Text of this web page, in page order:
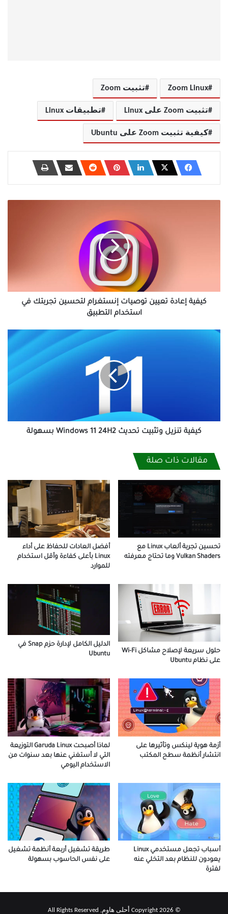
Zoom Linux تثبيت Zoom
تثبيت Zoom على Linux تطبيقات Linux
كيفية تثبيت Zoom على Ubuntu
استخدام
التطبيقكيفية إعادة تعيين توصيات إنستغرام لتحسين تجربتك في
استخدام التطبيق
كيفية
كيفية تنزيل وتثبيت تحديث Windows 11 24H2 بسهولة
مقالات ذات صلة
تحسين تجربة ألعاب Linux مع
Vulkan Shaders وما تحتاج معرفته
أفضل العادات للحفاظ على أداء
Linux بأعلى كفاءة وأقل استخدام
للموارد
حلول سريعة لإصلاح مشاكل Wi-Fi
على نظام Ubuntu
الدليل الكامل لإدارة حزم Snap في
Ubuntu
أزمة هوية لينكس وتأثيرها على
انتشار أنظمة سطح المكتب
لماذا أصبحت Garuda Linux التوزيعة
التي لا أستغني عنها بعد سنوات من
الاستخدام اليومي
أسباب تجعل مستخدمي Linux
يعودون للنظام بعد التخلي عنه
لفترة
طريقة تشغيل أربعة أنظمة تشغيل
على نفس الحاسوب بسهولة
© Copyright 2026 أحلى هاوم, All Rights Reserved